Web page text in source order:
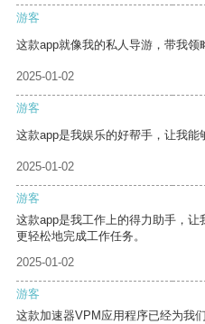
游客
这款app就像我的私人导游，带我领
2025-01-02
游客
这款app是我娱乐的好帮手，让我能
2025-01-02
游客
这款app是我工作上的得力助手，
更轻松地完成工作任务。
2025-01-02
游客
这款加速器VPM应用程序已经为我